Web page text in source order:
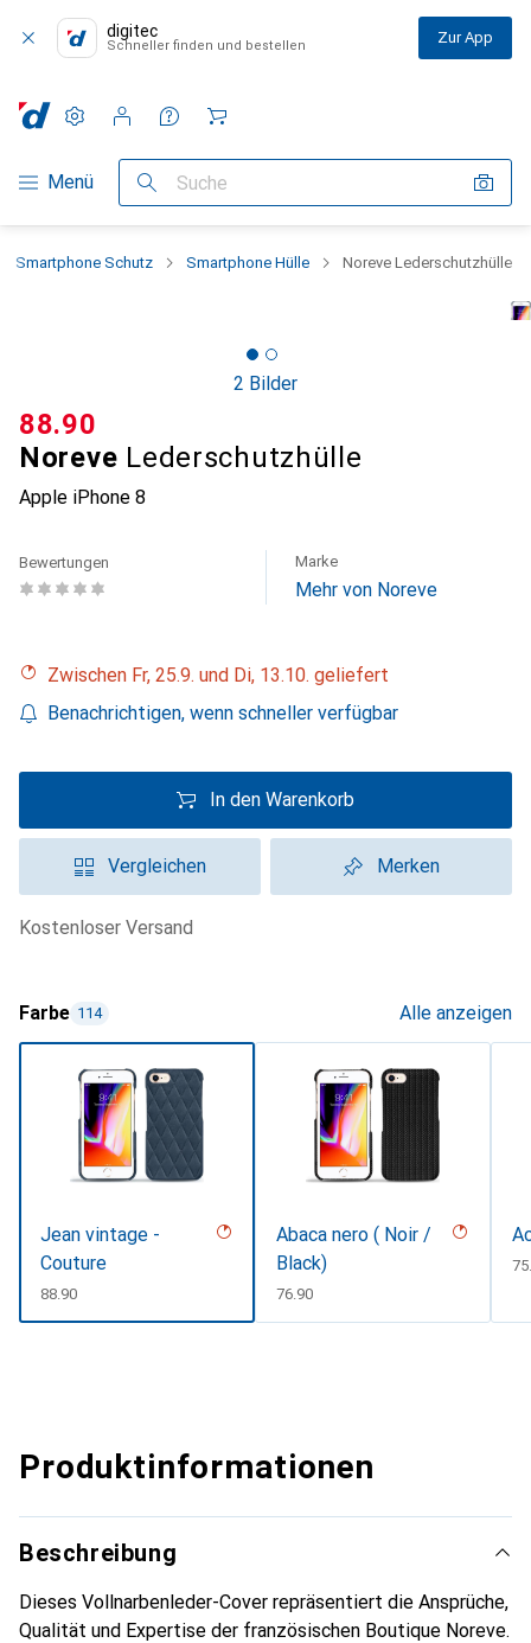
digitec
Schneller finden und bestellen Zur App
Navigation nach Kategorien
Menü Suche
Einstellungen
Kundenkonto
Vergleichslisten
Merklisten
Warenkorb
Smartphone Schutz Smartphone Hülle Noreve Lederschutzhülle
2 Bilder
Noreve Lederschutzhülle
Apple iPhone 8
CHF
88.90
Bewertungen Marke
Mehr von Noreve
Zwischen Fr, 25.9. und Di, 13.10. geliefert
Benachrichtigen, wenn schneller verfügbar
In den Warenkorb
Vergleichen Merken
kostenloser Versand
Farbe 114 Alle anzeigen
Jean vintage -
Couture
CHF
88.90
Abaca nero ( Noir /
Black)
CHF
76.90
Produktinformationen
Beschreibung
Dieses Vollnarbenleder-Cover repräsentiert die Ansprüche,
Qualität und Expertise der französischen Boutique Noreve.